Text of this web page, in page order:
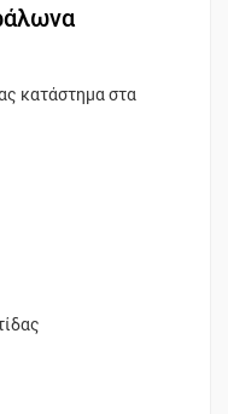
κατάστημα στα